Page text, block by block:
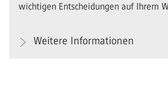
wichtigen Entscheidungen auf Ihrem
Weitere Informationen